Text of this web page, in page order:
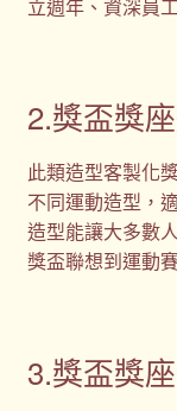
立週年、資深員
2.獎盃獎
此類造型客製化
不同運動造型，
造型能讓大多數
獎盃聯想到運動
3.獎盃獎